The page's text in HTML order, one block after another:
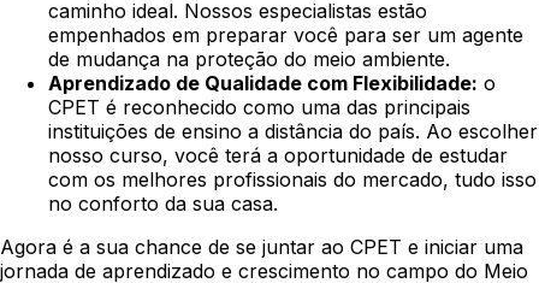
caminho ideal. Nossos especialistas estão
empenhados em preparar você para ser um agente
de mudança na proteção do meio ambiente.
Aprendizado de Qualidade com Flexibilidade: o
CPET é reconhecido como uma das principais
instituições de ensino a distância do país. Ao escolher
nosso curso, você terá a oportunidade de estudar
com os melhores profissionais do mercado, tudo isso
no conforto da sua casa.
Agora é a sua chance de se juntar ao CPET e iniciar uma
jornada de aprendizado e crescimento no campo do Meio